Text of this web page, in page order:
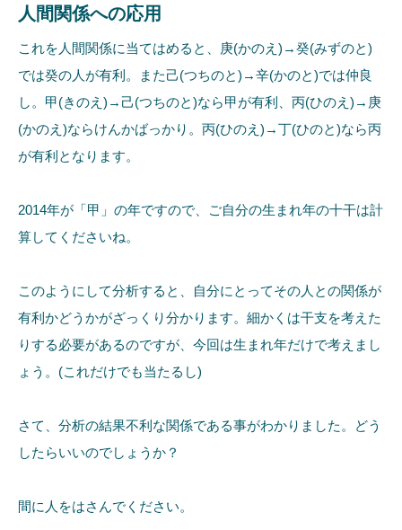
人間関係への応用
これを人間関係に当てはめると、庚(かのえ)→癸(みずのと)
では癸の人が有利。また己(つちのと)→辛(かのと)では仲良
し。甲(きのえ)→己(つちのと)なら甲が有利、丙(ひのえ)→庚
(かのえ)ならけんかばっかり。丙(ひのえ)→丁(ひのと)なら丙
が有利となります。
2014年が「甲」の年ですので、ご自分の生まれ年の十干は計
算してくださいね。
このようにして分析すると、自分にとってその人との関係が
有利かどうかがざっくり分かります。細かくは干支を考えた
りする必要があるのですが、今回は生まれ年だけで考えまし
ょう。(これだけでも当たるし)
さて、分析の結果不利な関係である事がわかりました。どう
したらいいのでしょうか？
間に人をはさんでください。